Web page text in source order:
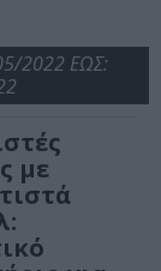
2022 ΕΩΣ:
με